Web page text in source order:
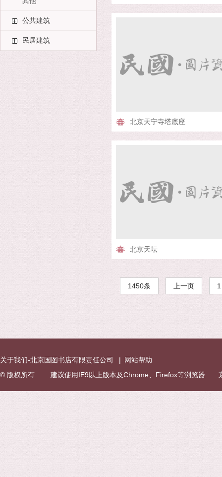
公共建筑
民居建筑
北京天宁寺塔底座
北京天坛
1450条 上一页 1
关于我们-北京国图书店有限责任公司 | 网站帮助
© 版权所有 建议使用IE9以上版本及Chrome、Firefox等浏览器